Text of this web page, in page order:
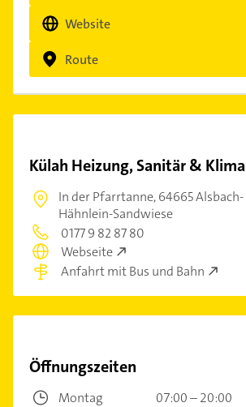
Website
Route
Külah Heizung, Sanitär & Klima
In der Pfarrtanne,64665 Alsbach-
Hähnlein-Sandwiese
0177 9 82 87 80
Webseite
Anfahrt mit Bus und Bahn
Öffnungszeiten
Montag
07:00 – 20:00